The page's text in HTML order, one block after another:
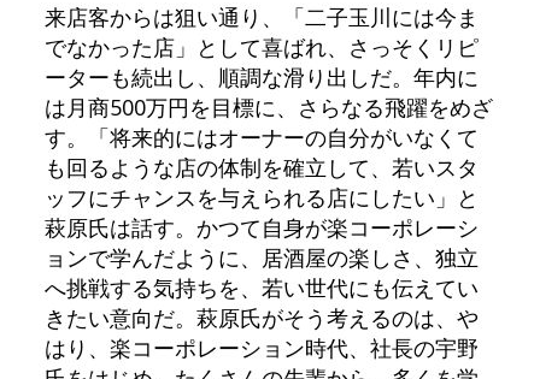
来店客からは狙い通り、「二子玉川には今ま
でなかった店」として喜ばれ、さっそくリピ
ーターも続出し、順調な滑り出しだ。年内に
は月商500万円を目標に、さらなる飛躍をめざ
す。「将来的にはオーナーの自分がいなくて
も回るような店の体制を確立して、若いスタ
ッフにチャンスを与えられる店にしたい」と
萩原氏は話す。かつて自身が楽コーポレーシ
ョンで学んだように、居酒屋の楽しさ、独立
へ挑戦する気持ちを、若い世代にも伝えてい
きたい意向だ。萩原氏がそう考えるのは、や
はり、楽コーポレーション時代、社長の宇野